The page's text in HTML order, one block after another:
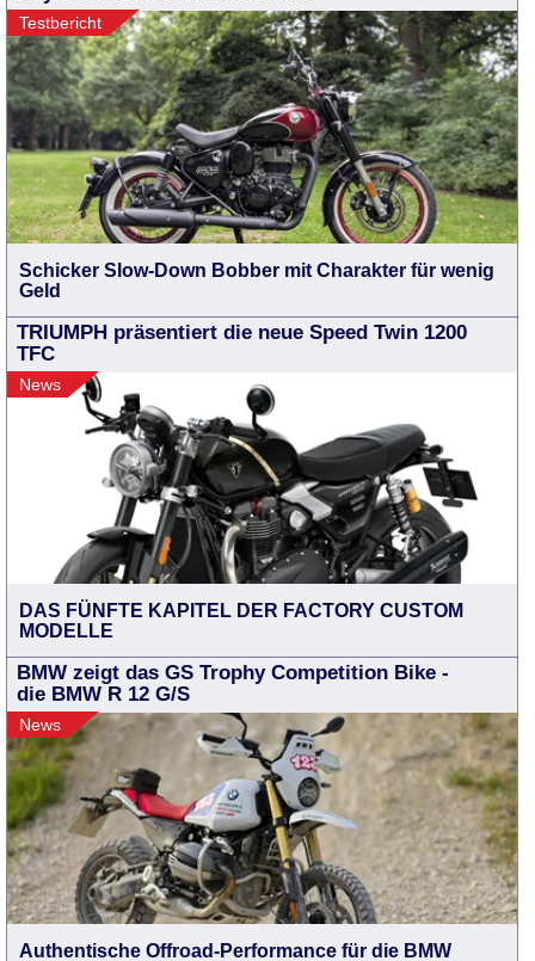
Testbericht
Schicker Slow-Down Bobber mit Charakter für wenig
Geld
TRIUMPH präsentiert die neue Speed Twin 1200
TFC
News
DAS FÜNFTE KAPITEL DER FACTORY CUSTOM
MODELLE
BMW zeigt das GS Trophy Competition Bike -
die BMW R 12 G/S
News
Authentische Offroad-Performance für die BMW